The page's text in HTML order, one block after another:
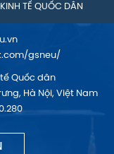
TẾ QUỐC DÂN
gsneu/
tế Quốc dân
Hà Nội, Việt Nam